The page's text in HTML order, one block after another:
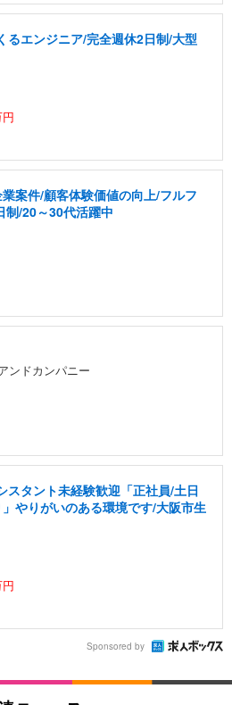
るエンジニア/完全週休2日制/大型
案件/顧客体験価値の向上/フルフ
制/20～30代活躍中
ンドカンパニー
スタント未経験歓迎「正社員/土日
やりがいのある環境です/大阪市生
Sponsored by